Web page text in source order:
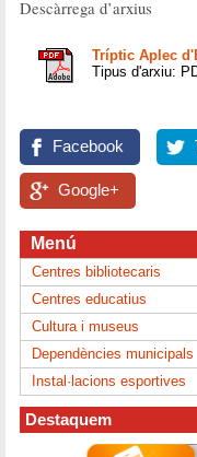
Descàrrega d’arxius
Tríptic Aplec
Tipus d'arxiu:
Facebook
Google+
Menú
Centres bibliotecaris
Centres educatius
Cultura i museus
Dependències municipals
Instal·lacions esportives
Destaquem